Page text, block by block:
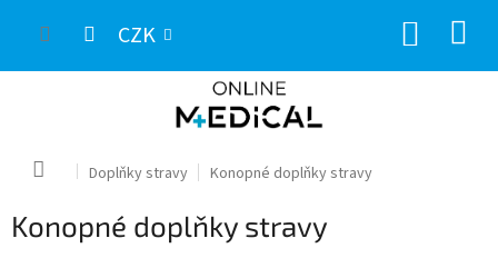
CZK
Domů Doplňky stravy Konopné doplňky stravy
Konopné doplňky stravy